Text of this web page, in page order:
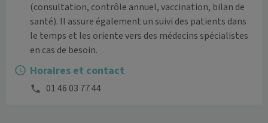
(consultation, contrôle annuel, vaccination, bilan de
santé). Il assure également un suivi des patients dans
le temps et les oriente vers des médecins spécialistes
en cas de besoin.
Horaires et contact
01 46 03 77 44